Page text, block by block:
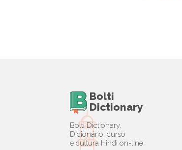
Bolti
Dictionary
Bolti Dictionary,
Dicionário, curso
e cultura Hindi on-line